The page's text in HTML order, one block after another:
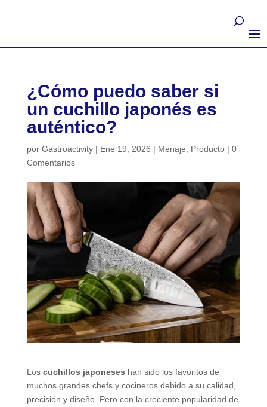
¿Cómo puedo saber si
un cuchillo japonés es
auténtico?
por Gastroactivity| Ene 19, 2026 | Menaje Producto| 0
Comentarios
Los cuchillos japoneses han sido los favoritos de
muchos grandes chefs y cocineros debido a su calidad,
precisión y diseño. Pero con la creciente popularidad de